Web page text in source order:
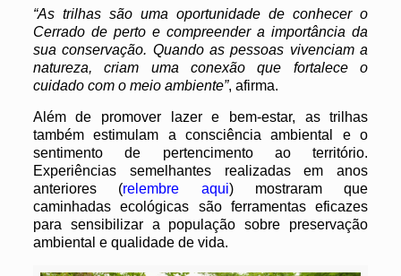
“As trilhas são uma oportunidade de conhecer o
Cerrado de perto e compreender a importância da
sua conservação. Quando as pessoas vivenciam a
natureza, criam uma conexão que fortalece o
cuidado com o meio ambiente”, afirma.
Além de promover lazer e bem-estar, as trilhas
também estimulam a consciência ambiental e o
sentimento de pertencimento ao território.
Experiências semelhantes realizadas em anos
anteriores (relembre aqui) mostraram que
caminhadas ecológicas são ferramentas eficazes
para sensibilizar a população sobre preservação
ambiental e qualidade de vida.